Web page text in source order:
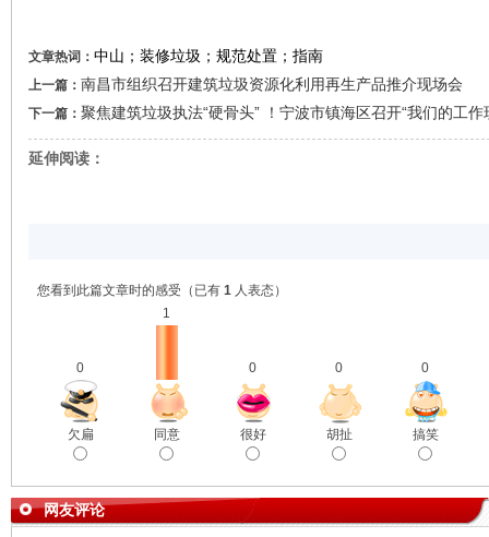
文章热词： 中山；装修垃圾；规范处置；指南
上一篇： 南昌市组织召开建筑垃圾资源化利用再生产品推介现场会
下一篇： 聚焦建筑垃圾执法“硬骨头” ！宁波市镇海区召开“我们的工作
延伸阅读：
您看到此篇文章时的感受 （已有 1 人表态）
0
欠扁
1
同意
0
很好
0
胡扯
0
搞笑
网友评论